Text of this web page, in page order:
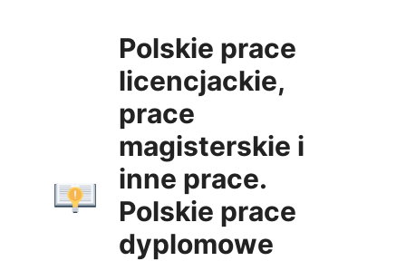
Polskie prace
licencjackie,
prace
magisterskie i
inne prace.
Polskie prace
dyplomowe